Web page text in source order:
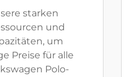
starken
und
um
Preise für alle
Polo-